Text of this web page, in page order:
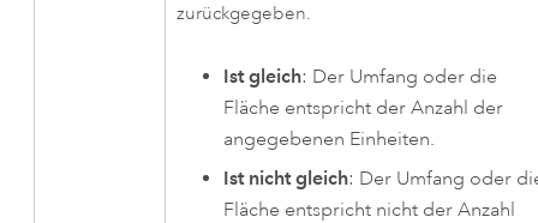
zurückgegeben.
Ist gleich: Der Umfang oder die
Fläche entspricht der Anzahl der
angegebenen Einheiten.
Ist nicht gleich: Der Umfang oder
Fläche entspricht nicht der Anzahl